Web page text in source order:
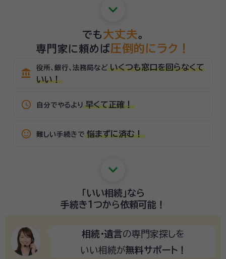
keyboard_arrow_down
でも 大丈夫。
専門家に頼めば圧倒的にラク！
account_balance 役所、銀行、法務局など いくつも窓口を回らなくて
いい！
schedule 自分でやるより 早くて正確！
sentiment_satisfied_alt 難しい手続きで 悩まずに済む！
keyboard_arrow_down
「いい相続」なら
手続き1つから依頼可能！
相続・遺言の専門家探しを
いい相続が無料サポート！